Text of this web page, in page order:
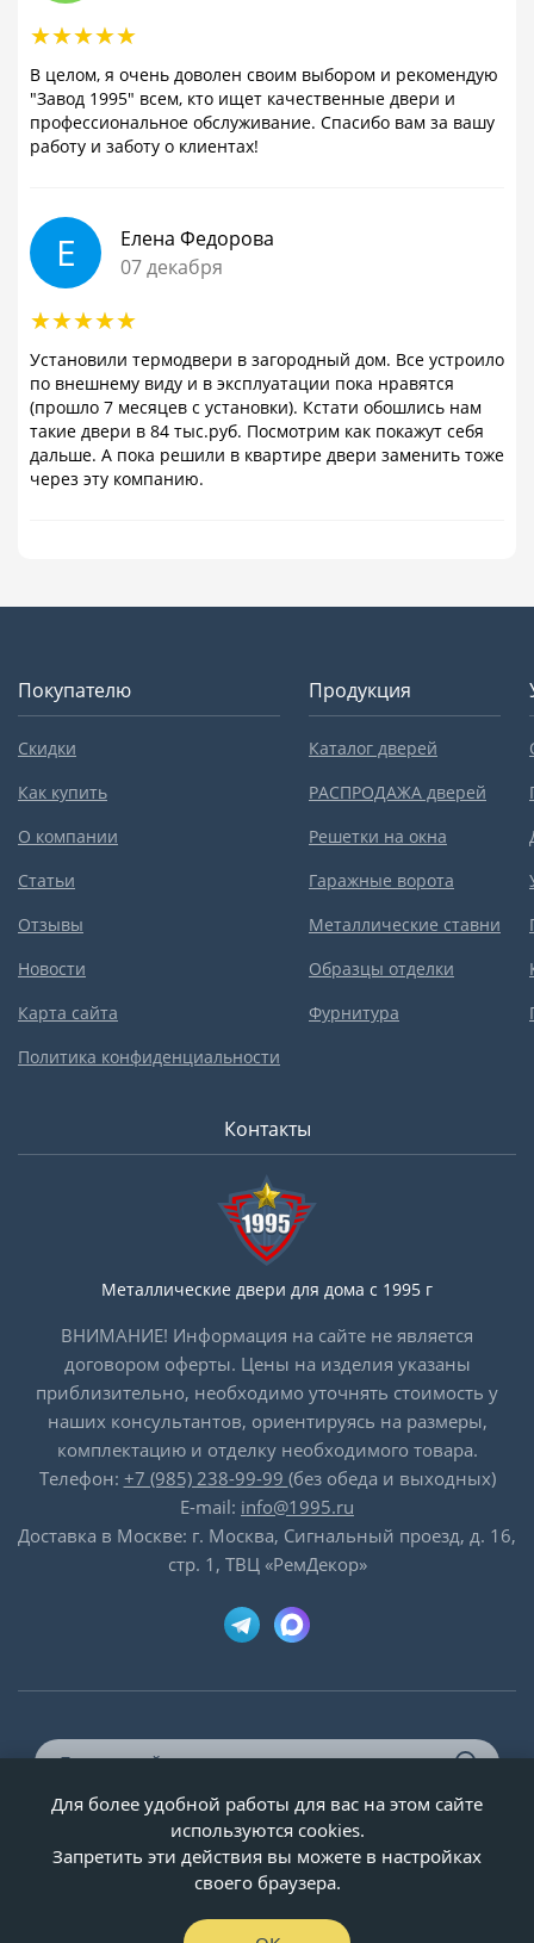
В целом, я очень доволен своим выбором и рекомендую
"Завод 1995" всем, кто ищет качественные двери и
профессиональное обслуживание. Спасибо вам за вашу
работу и заботу о клиентах!
Е
Елена Федорова
07 декабря
Установили термодвери в загородный дом. Все устроило
по внешнему виду и в эксплуатации пока нравятся
(прошло 7 месяцев с установки). Кстати обошлись нам
такие двери в 84 тыс.руб. Посмотрим как покажут себя
дальше. А пока решили в квартире двери заменить тоже
через эту компанию.
Покупателю
Скидки
Как купить
О компании
Статьи
Отзывы
Новости
Карта сайта
Политика конфиденциальности
Продукция
Каталог дверей
РАСПРОДАЖА дверей
Решетки на окна
Гаражные ворота
Металлические ставни
Образцы отделки
Фурнитура
Контакты
Металлические двери для дома с 1995 г
ВНИМАНИЕ! Информация на сайте не является
договором оферты. Цены на изделия указаны
приблизительно, необходимо уточнять стоимость у
наших консультантов, ориентируясь на размеры,
комплектацию и отделку необходимого товара.
Телефон: +7 (985) 238-99-99 (без обеда и выходных)
E-mail: info@1995.ru
Доставка в Москве: г. Москва, Сигнальный проезд, д. 16,
стр. 1, ТВЦ «РемДекор»
© ООО «Двери-и-точка», ИНН 5020092947, 1995-2026 г.
Для более удобной работы для вас на этом сайте
используются cookies.
Запретить эти действия вы можете в настройках
своего браузера.